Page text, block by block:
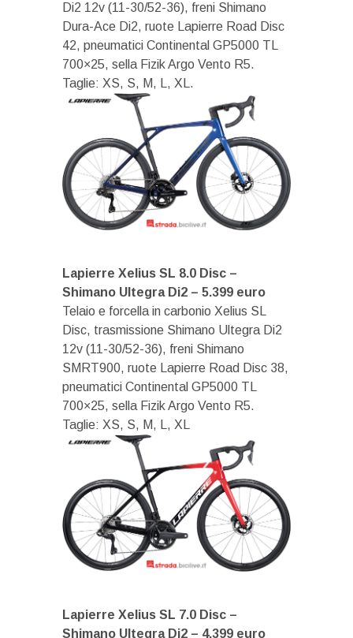
Di2 12v (11-30/52-36), freni Shimano
Dura-Ace Di2, ruote Lapierre Road Disc
42, pneumatici Continental GP5000 TL
700×25, sella Fizik Argo Vento R5.
Taglie: XS, S, M, L, XL.
Lapierre Xelius SL 8.0 Disc –
Shimano Ultegra Di2 – 5.399 euro
Telaio e forcella in carbonio Xelius SL
Disc, trasmissione Shimano Ultegra Di2
12v (11-30/52-36), freni Shimano
SMRT900, ruote Lapierre Road Disc 38,
pneumatici Continental GP5000 TL
700×25, sella Fizik Argo Vento R5.
Taglie: XS, S, M, L, XL
Lapierre Xelius SL 7.0 Disc –
Shimano Ultegra Di2 – 4.399 euro